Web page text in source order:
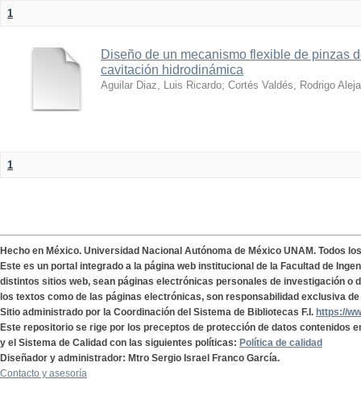
1
Diseño de un mecanismo flexible de pinzas
cavitación hidrodinámica
Aguilar Diaz, Luis Ricardo; Cortés Valdés, Rodrigo
1
Hecho en México. Universidad Nacional Autónoma de México UNAM. Todos
Este es un portal integrado a la página web institucional de la Facultad de
distintos sitios web, sean páginas electrónicas personales de investigación o
los textos como de las páginas electrónicas, son responsabilidad exclusiva
Sitio administrado por la Coordinación del Sistema de Bibliotecas F.I. https://
Este repositorio se rige por los preceptos de protección de datos contenidos
y el Sistema de Calidad con las siguientes políticas: Política de calidad
Diseñador y administrador: Mtro Sergio Israel Franco García.
Contacto y asesoría